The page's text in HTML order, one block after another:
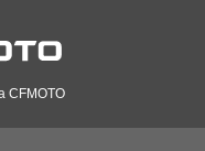
CFMOTO